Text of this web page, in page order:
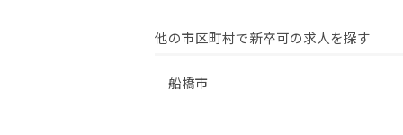
他の市区町村で新卒可の求人を探す
船橋市